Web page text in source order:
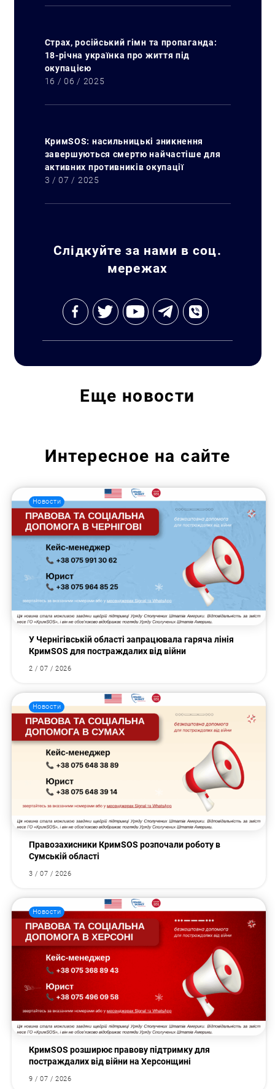
Страх, російський гімн та пропаганда:
18-річна українка про життя під
окупацією
16 / 06 / 2025
КримSOS: насильницькі зникнення
завершуються смертю найчастіше для
активних противників окупації
3 / 07 / 2025
Слідкуйте за нами в соц.
мережах
Еще новости
Интересное на сайте
Новости
У Чернігівській області запрацювала гаряча лінія
КримSOS для постраждалих від війни
2 / 07 / 2026
Новости
Правозахисники КримSOS розпочали роботу в
Сумській області
3 / 07 / 2026
Новости
КримSOS розширює правову підтримку для
постраждалих від війни на Херсонщині
9 / 07 / 2026